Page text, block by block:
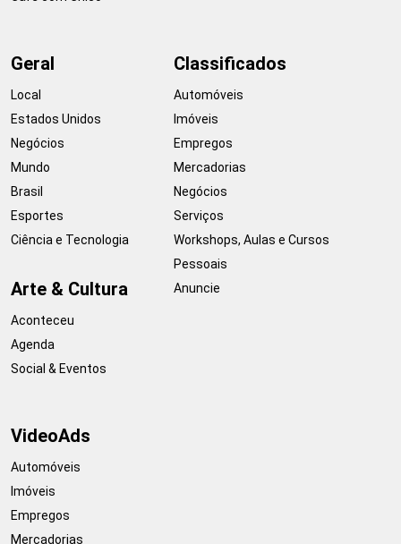
Geral
Local
Estados Unidos
Negócios
Mundo
Brasil
Esportes
Ciência e Tecnologia
Arte & Cultura
Aconteceu
Agenda
Social & Eventos
Classificados
Automóveis
Imóveis
Empregos
Mercadorias
Negócios
Serviços
Workshops, Aulas e Cursos
Pessoais
Anuncie
VideoAds
Automóveis
Imóveis
Empregos
Mercadorias